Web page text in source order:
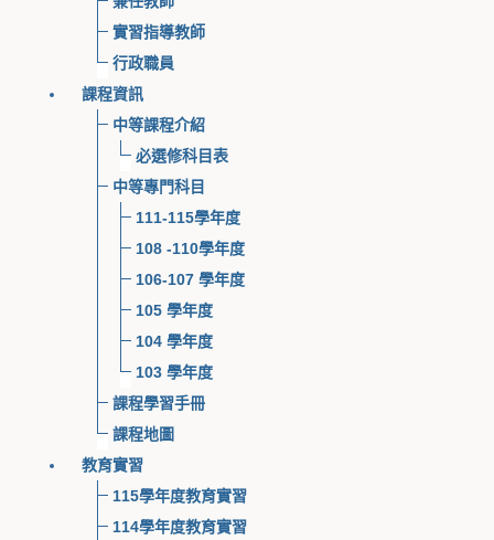
實習指導教師
行政職員
課程資訊
中等課程介紹
必選修科目表
中等專門科目
111-115學年度
108 -110學年度
106-107 學年度
105 學年度
104 學年度
103 學年度
課程學習手冊
課程地圖
教育實習
115學年度教育實習
114學年度教育實習